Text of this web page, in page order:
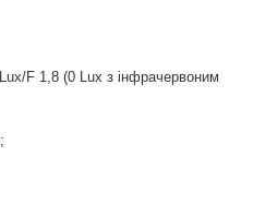
F 1,8 (0 Lux з інфрачервоним